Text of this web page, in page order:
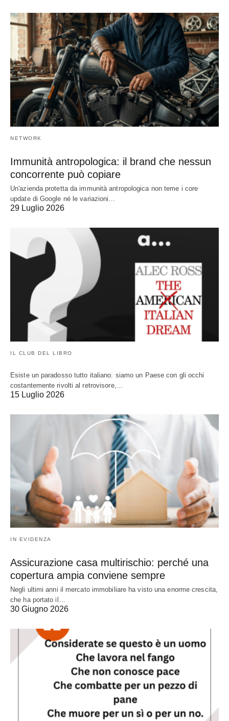
NETWORK
Immunità antropologica: il brand che nessun
concorrente può copiare
Un'azienda protetta da immunità antropologica non teme i core
update di Google né le variazioni…
29 Luglio 2026
IL CLUB DEL LIBRO
Esiste un paradosso tutto italiano: siamo un Paese con gli occhi
costantemente rivolti al retrovisore,…
15 Luglio 2026
IN EVIDENZA
Assicurazione casa multirischio: perché una
copertura ampia conviene sempre
Negli ultimi anni il mercato immobiliare ha visto una enorme crescita,
che ha portato il…
30 Giugno 2026